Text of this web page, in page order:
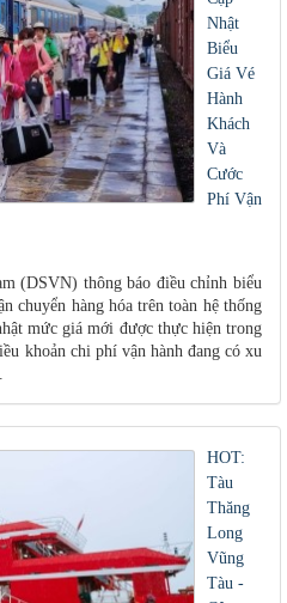
Nhật
Biểu
Giá Vé
Hành
Khách
Và
Cước
Phí Vận
(DSVN) thông báo điều chỉnh biểu
chuyển hàng hóa trên toàn hệ thống
mức giá mới được thực hiện trong
khoản chi phí vận hành đang có xu
HOT:
Tàu
Thăng
Long
Vũng
Tàu -